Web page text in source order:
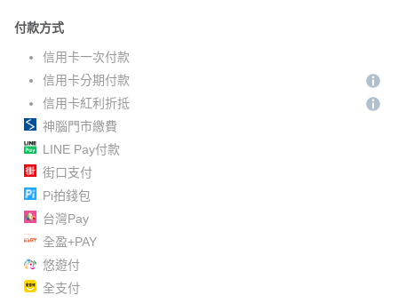
付款方式
信用卡一次付款
信用卡分期付款
信用卡紅利折抵
神腦門市繳費
LINE Pay付款
街口支付
Pi拍錢包
台灣Pay
全盈+PAY
悠遊付
全支付